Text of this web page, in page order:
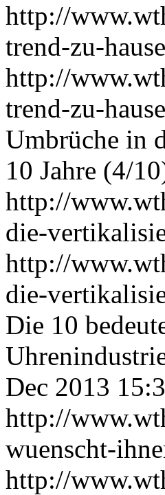
http://
trend-zu-
http://
trend-zu-
Umbrüche in
10 Jahre (4/
http://
die-
http://
die-
Die 10
Dec 2013
http://
wuenscht-
http://